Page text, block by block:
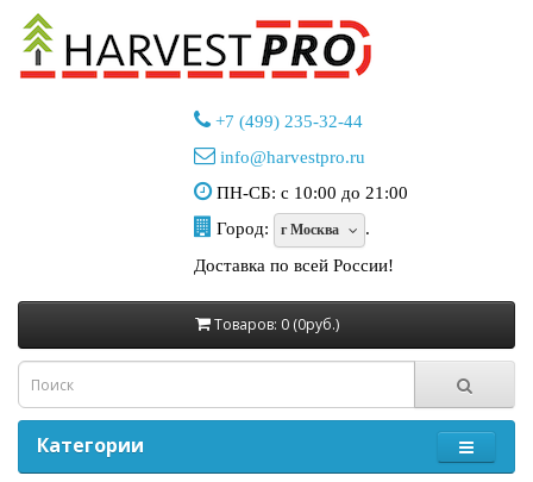
+7 (499) 235-32-44
info@harvestpro.ru
ПН-СБ: с 10:00 до 21:00
Город:
г Москва
.
Доставка по всей России!
Товаров: 0 (0руб.)
Категории